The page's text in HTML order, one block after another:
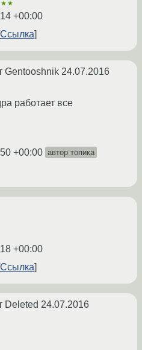
+00:00
Ссылка
Gentooshnik 24.07.2016
работает все
+00:00 автор топика
+00:00
Ссылка
Deleted 24.07.2016